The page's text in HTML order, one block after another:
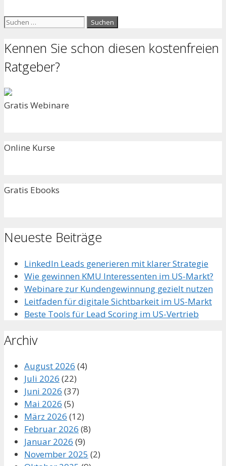
Suchen
Kennen Sie schon diesen kostenfreien
Ratgeber?
Gratis Webinare
Online Kurse
Gratis Ebooks
Neueste Beiträge
LinkedIn Leads generieren mit klarer Strategie
Wie gewinnen KMU Interessenten im US-Markt?
Webinare zur Kundengewinnung gezielt nutzen
Leitfaden für digitale Sichtbarkeit im US-Markt
Beste Tools für Lead Scoring im US-Vertrieb
Archiv
August 2026 (4)
Juli 2026 (22)
Juni 2026 (37)
Mai 2026 (5)
März 2026 (12)
Februar 2026 (8)
Januar 2026 (9)
November 2025 (2)